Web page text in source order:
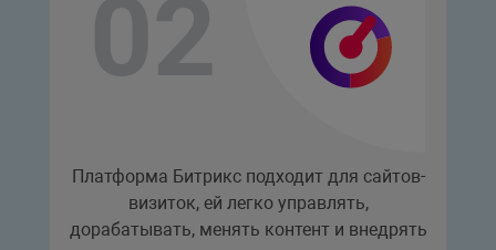
Платформа Битрикс подходит для сайтов-
визиток, ей легко управлять,
дорабатывать, менять контент и внедрять